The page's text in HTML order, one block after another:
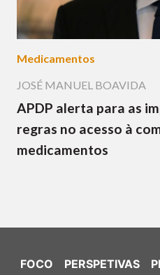
Medicamentos
JOSÉ MANUEL BOAVIDA
APDP alerta para as
regras no acesso à
medicamentos
FOCO PERSPETIVAS